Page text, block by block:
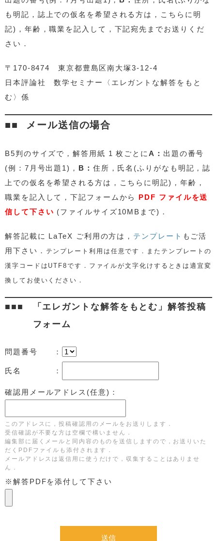
も明記，誌上での仮名を希望される方は，こちらに明
記)，年齢，職業を記入して，下記宛先までお送りくだ
さい．
〒170-8474 東京都豊島区南大塚3-12-4
日本評論社 数学セミナー〈エレガントな解答をもと
む〉係
メール送信の場合
B5判のサイズで，解答用紙 1 枚ごとに A： 出題の番号
(例：7月号出題1)， B： 住所，氏名(ふりがなも明記，誌
上での仮名を希望される方は，こちらに明記)，年齢，
職業を記入して，下記フォームから PDF ファイルを送
信して下さい (ファイルサイズ10MBまで)．
解答記載に LaTeX ご利用の方は， テンプレート もご活
用下さい． テンプレート利用は任意です．またテンプレートの
漢字コードはUTF8です．ファイルが文字化けするときは適宜変
換してお使いください．
「エレガントな解答をもとむ」解答投稿
フォーム
問題番号 ：
氏名 ：
確認用メールアドレス(任意)：
このアドレスに，投稿確認用のメールをお送りします．
受信確認が不要な方は空欄で構いません．
編集部に届くメールと同内容のものを送信しますので，お送りいた
だくPDFファイルも添付されます．
メールアドレスは返信用に使うだけで，収集することはありませ
ん．
※解答PDFを添付して下さい